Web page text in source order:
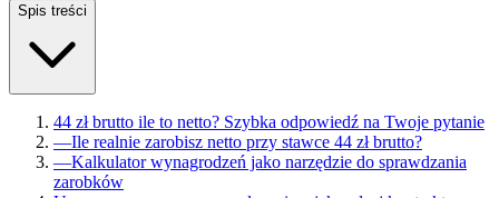
Spis treści
44 zł brutto ile to netto? Szybka odpowiedź na Twoje pytanie
—Ile realnie zarobisz netto przy stawce 44 zł brutto?
—Kalkulator wynagrodzeń jako narzędzie do sprawdzania
zarobków